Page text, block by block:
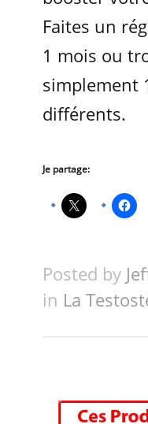
Faites un
1 mois ou
simplement
différents.
Je partage:
Posted by
in La